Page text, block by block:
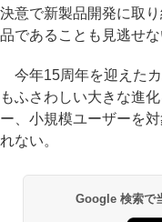
決意で新製品開発に取
品であることも見逃せな
今年15周年を迎えた
もふさわしい大きな進
ー、小規模ユーザーを
れない。
Google 検索で